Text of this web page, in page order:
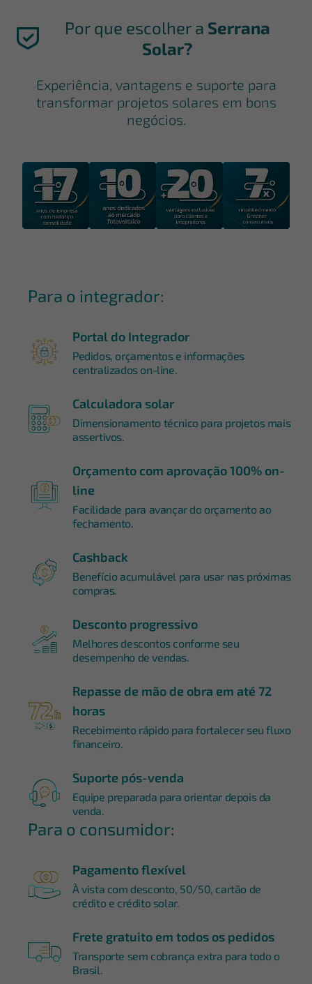
Por que escolher a Serrana
Solar?
Experiência, vantagens e suporte para
transformar projetos solares em bons
negócios.
Para o integrador:
Portal do Integrador
Pedidos, orçamentos e informações
centralizados on-line.
Calculadora solar
Dimensionamento técnico para projetos mais
assertivos.
Orçamento com aprovação 100% on-
line
Facilidade para avançar do orçamento ao
fechamento.
Cashback
Benefício acumulável para usar nas próximas
compras.
Desconto progressivo
Melhores descontos conforme seu
desempenho de vendas.
Repasse de mão de obra em até 72
horas
Recebimento rápido para fortalecer seu fluxo
financeiro.
Suporte pós-venda
Equipe preparada para orientar depois da
venda.
Para o consumidor:
Pagamento flexível
À vista com desconto, 50/50, cartão de
crédito e crédito solar.
Frete gratuito em todos os pedidos
Transporte sem cobrança extra para todo o
Brasil.